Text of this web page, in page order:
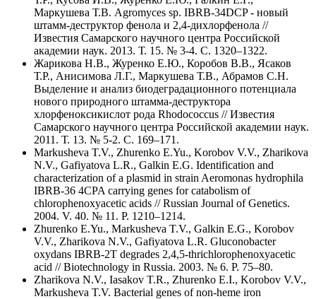
Маркушева Т.В. Agromyces sp. IBRB-34DCP - новый
штамм-деструктор фенола и 2,4-дихлорфенола //
Известия Самарского научного центра Российской
академии наук. 2013. Т. 15. № 3-4. С. 1320–1322.
Жарикова Н.В., Журенко Е.Ю., Коробов В.В., Ясаков
Т.Р., Анисимова Л.Г., Маркушева Т.В., Абрамов С.Н.
Выделение и анализ биодеградационного потенциала
нового природного штамма-деструктора
хлорфеноксикислот рода Rhodococcus // Известия
Самарского научного центра Российской академии наук.
2011. Т. 13. № 5-2. С. 169–171.
Markusheva T.V., Zhurenko E.Yu., Korobov V.V., Zharikova
N.V., Gafiyatova L.R., Galkin E.G. Identification and
characterization of a plasmid in strain Aeromonas hydrophila
IBRB-36 4CPA carrying genes for catabolism of
chlorophenoxyacetic acids // Russian Journal of Genetics.
2004. V. 40. № 11. P. 1210–1214.
Zhurenko E.Yu., Markusheva T.V., Galkin E.G., Korobov
V.V., Zharikova N.V., Gafiyatova L.R. Gluconobacter
oxydans IBRB-2T degrades 2,4,5-thrichlorophenoxyacetic
acid // Biotechnology in Russia. 2003. № 6. P. 75–80.
Zharikova N.V., Iasakov T.R., Zhurenko E.I., Korobov V.V.,
Markusheva T.V. Bacterial genes of non-heme iron